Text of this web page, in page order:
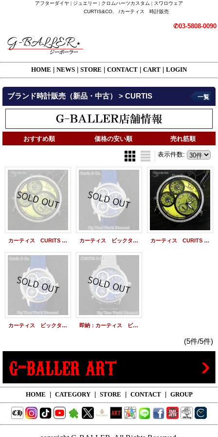
アフターダイヤ | ジュエリー | クロムハーツカスタム | スワロウェア
CURTIS&CO. /カーティス 時計販売
✆03-5808-0090
HOME NEWS STORE CONTACT CART LOGIN
ブランド時計販売（新品・中古） > CURTIS 一覧
おすすめ順 価格の安い順 売れ筋順
表示件数:
カーティス CURITS & Co. BIG Time WORLD 57mm 4Time zone(ビッグタイムワールド) カーティス ビックタイムワールド ダイヤモンド 3タイムゾーン ブルー カーティス CURITS & Co. BIG Time WORLD 57mm 4Time zone(ビッグタイムワールド)
カーティス ビックタイムワールド ダイヤモンド 3タイムゾーン ブルー 即納：カーティス ビックタイムワールド ダイヤモンド 3タイムゾーン ステンレスベルト
(5件/5件)
HOME CATEGORY STORE CONTACT GROUP